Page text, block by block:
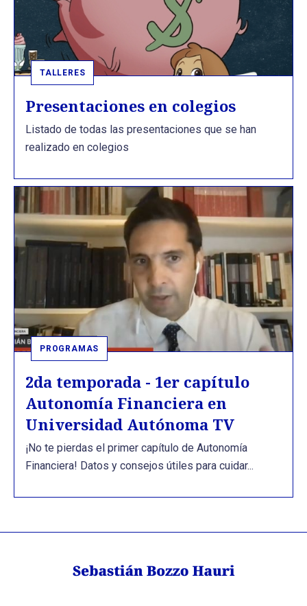
TALLERES
Presentaciones en colegios
Listado de todas las presentaciones que se han
realizado en colegios
PROGRAMAS
2da temporada - 1er capítulo
Autonomía Financiera en
Universidad Autónoma TV
¡No te pierdas el primer capítulo de Autonomía
Financiera! Datos y consejos útiles para cuidar...